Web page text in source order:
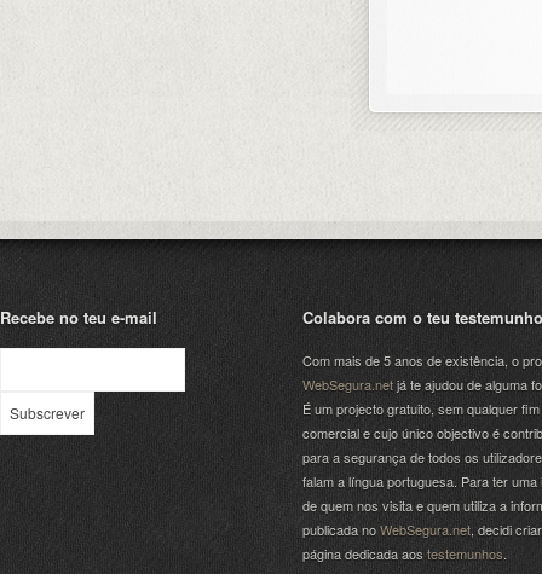
Recebe no teu e-mail Colabora com o teu testemunho
Com mais de 5 anos de existência, o
WebSegura.netjá te ajudou de alguma
É um projecto gratuito, sem qualquer fim
comercial e cujo único objectivo é
para a segurança de todos os
falam a língua portuguesa. Para ter uma
de quem nos visita e quem utiliza a
publicada noWebSegura.net , decidi
página dedicada aos testemunhos